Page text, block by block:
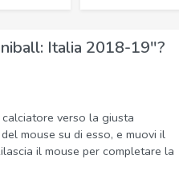
Italia 2018-19"?
verso la giusta
mouse su di esso, e muovi il
il mouse per completare la